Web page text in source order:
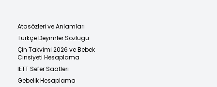
Atasözleri ve Anlamları
Türkçe Deyimler Sözlüğü
Çin Takvimi 2026 ve Bebek
Cinsiyeti Hesaplama
İETT Sefer Saatleri
Gebelik Hesaplama